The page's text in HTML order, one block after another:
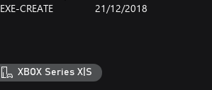
EXE-CREATE 21/12/2018
XBOX Series X|S